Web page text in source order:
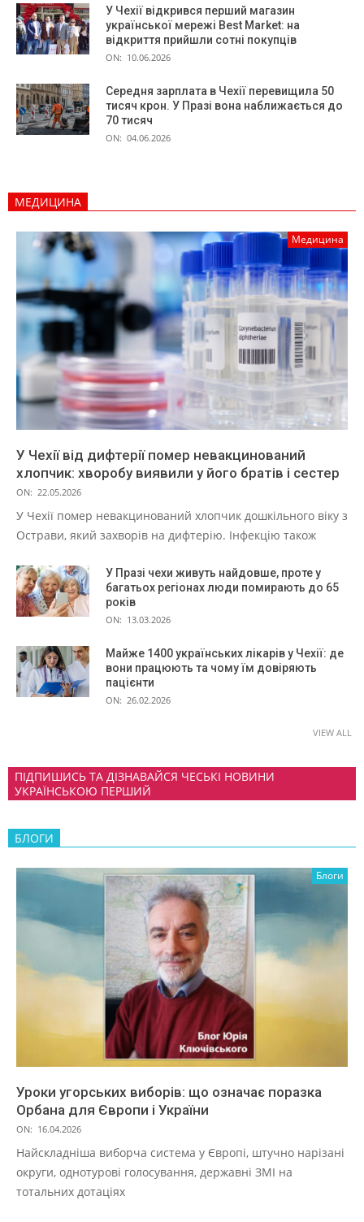
У Чехії відкрився перший магазин
української мережі Best Market: на
відкриття прийшли сотні покупців
ON: 10.06.2026
Середня зарплата в Чехії перевищила 50
тисяч крон. У Празі вона наближається до
70 тисяч
ON: 04.06.2026
МЕДИЦИНА
Медицина
У Чехії від дифтерії помер невакцинований
хлопчик: хворобу виявили у його братів і сестер
ON: 22.05.2026
У Чехії помер невакцинований хлопчик дошкільного віку з
Острави, який захворів на дифтерію. Інфекцію також
У Празі чехи живуть найдовше, проте у
багатьох регіонах люди помирають до 65
років
ON: 13.03.2026
Майже 1400 українських лікарів у Чехії: де
вони працюють та чому їм довіряють
пацієнти
ON: 26.02.2026
VIEW ALL
ПІДПИШИСЬ ТА ДІЗНАВАЙСЯ ЧЕСЬКІ НОВИНИ
УКРАЇНСЬКОЮ ПЕРШИЙ
БЛОГИ
Блоги
Уроки угорських виборів: що означає поразка
Орбана для Європи і України
ON: 16.04.2026
Найскладніша виборча система у Європі, штучно нарізані
округи, однотурові голосування, державні ЗМІ на
тотальних дотаціях